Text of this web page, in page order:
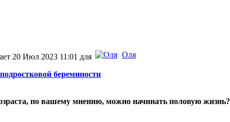
20 Июл 2023 11:01 для Оля
беремнности
по вашему мнению, можно начинать половую жизнь?